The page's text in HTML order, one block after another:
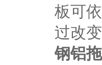
板可
过改
钢铝